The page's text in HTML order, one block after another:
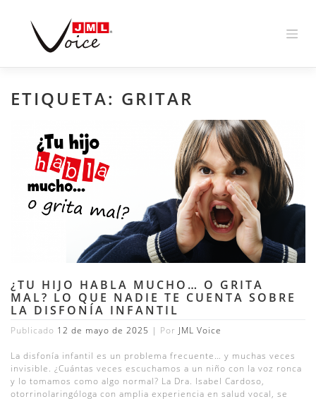
content
ETIQUETA: GRITAR
¿TU HIJO HABLA MUCHO… O GRITA
MAL? LO QUE NADIE TE CUENTA SOBRE
LA DISFONÍA INFANTIL
Publicado 12 de mayo de 2025 | Por JML Voice
La disfonía infantil es un problema frecuente… y muchas veces
invisible. ¿Cuántas veces escuchamos a un niño con la voz ronca
y lo tomamos como algo normal? La Dra. Isabel Cardoso,
otorrinolaringóloga con amplia experiencia en salud vocal, se